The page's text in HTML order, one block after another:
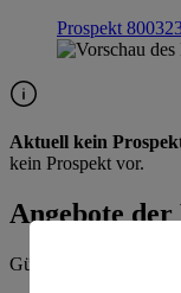
Prospekt
Aktuell kein
kein Prospekt vor.
Angebote der
Gültig vom